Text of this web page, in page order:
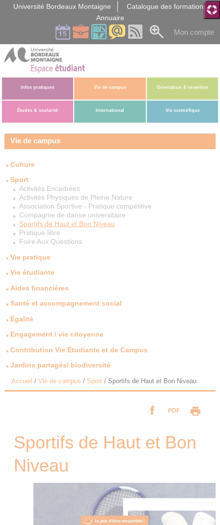
Université Bordeaux Montaigne
Catalogue des formations
Annuaire
Mon compte
Infos pratiques Vie de campus Orientation & insertion
Études & scolarité International Vie scientifique
Vie de campus
Culture
Sport
Activités Encadrées
Activités Physiques de Pleine Nature
Association Sportive - Pratique compétitive
Compagnie de danse universitaire
Sportifs de Haut et Bon Niveau
Pratique libre
Foire Aux Questions
Vie pratique
Vie étudiante
Aides financières
Santé et accompagnement social
Égalité
Engagement / vie citoyenne
Contribution Vie Étudiante et de Campus
Jardins partagés/ biodiversité
Accueil / Vie de campus / Sport/ Sportifs de Haut et Bon Niveau
PDF
Sportifs de Haut et Bon
Niveau
Gestion des cookies